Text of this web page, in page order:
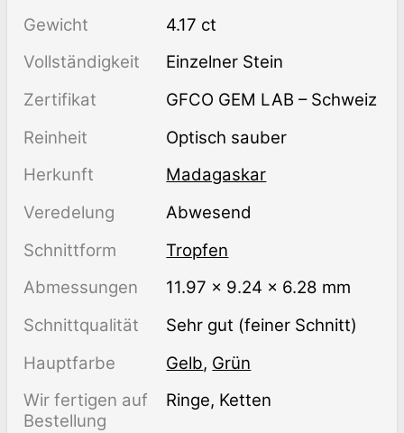
Gewicht
4.17 ct
Vollständigkeit
einzelner Stein
Zertifikat
GFCO GEM LAB – Schweiz
Reinheit
optisch sauber
Herkunft
Madagaskar
Veredelung
abwesend
Schnittform
Tropfen
Abmessungen
11.97 × 9.24 × 6.28 mm
Schnittqualität
Sehr gut (feiner Schnitt)
Hauptfarbe
Gelb, Grün
Wir fertigen auf
Bestellung
Ringe, Ketten